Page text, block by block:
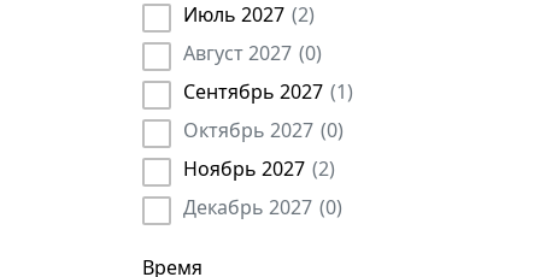
Диспетчер (27)
Инспектор (223)
Кассир (20
Контролер
(24)
Метролог
Модератор
Июль 2027 (2)
Август 2027 (0)
Сентябрь 2027 (1)
Октябрь 2027 (0)
Ноябрь 2027 (2)
Декабрь 2027 (0)
Время